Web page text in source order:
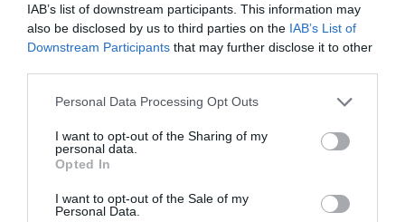
IAB’s list of downstream participants. This information may
also be disclosed by us to third parties on the IAB’s List of
Downstream Participants that may further disclose it to other
Please note that this website/app uses one or more Google
not limited to your visit or usage behaviour. You may click to
grant or deny consent to Google and its third-party tags to
use your data for below specified purposes in below Google
consent section.
Personal Data Processing Opt Outs
I want to opt-out of the Sharing of my
personal data.
Opted In
I want to opt-out of the Sale of my
Personal Data.
POPULAR 24H